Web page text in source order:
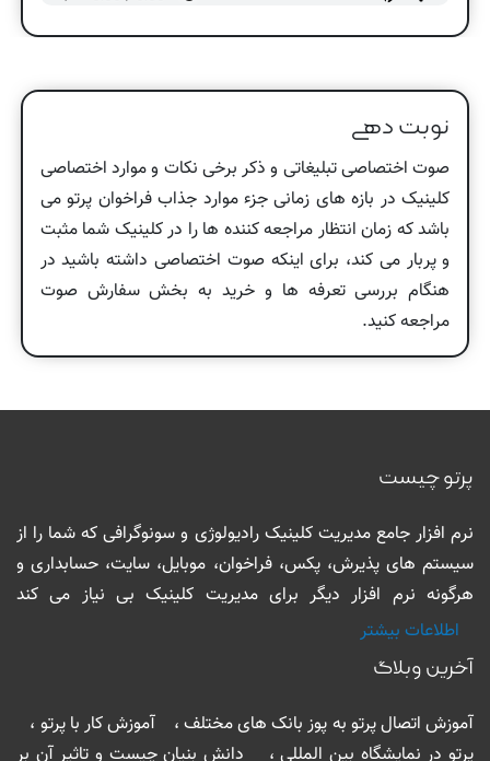
نوبت دهی
صوت اختصاصی تبلیغاتی و ذکر برخی نکات و موارد اختصاصی
کلینیک در بازه های زمانی جزء موارد جذاب فراخوان پرتو می
باشد که زمان انتظار مراجعه کننده ها را در کلینیک شما مثبت
و پربار می کند، برای اینکه صوت اختصاصی داشته باشید در
هنگام بررسی تعرفه ها و خرید به بخش سفارش صوت
مراجعه کنید.
پرتو چیست
نرم افزار جامع مدیریت کلینیک رادیولوژی و سونوگرافی که شما را از
سیستم های پذیرش، پکس، فراخوان، موبایل، سایت، حسابداری و
هرگونه نرم افزار دیگر برای مدیریت کلینیک بی نیاز می کند
اطلاعات بیشتر
آخرین وبلاگ
آموزش اتصال پرتو به پوز بانک های مختلف ، آموزش کار با پرتو ،
پرتو در نمایشگاه بین المللی ، دانش بنیان چیست و تاثیر آن بر